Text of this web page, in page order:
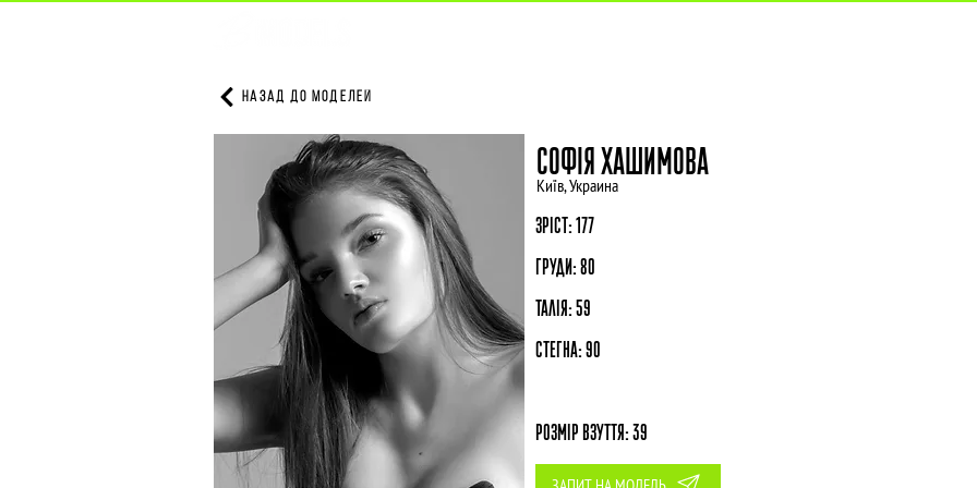
НАЗАД ДО МОДЕЛЕЙ
СОФІЯ ХАШИМОВА
Київ, Украина
ЗРІСТ: 177
ГРУДИ: 80
ТАЛІЯ: 59
СТЕГНА: 90
РОЗМІР ВЗУТТЯ: 39